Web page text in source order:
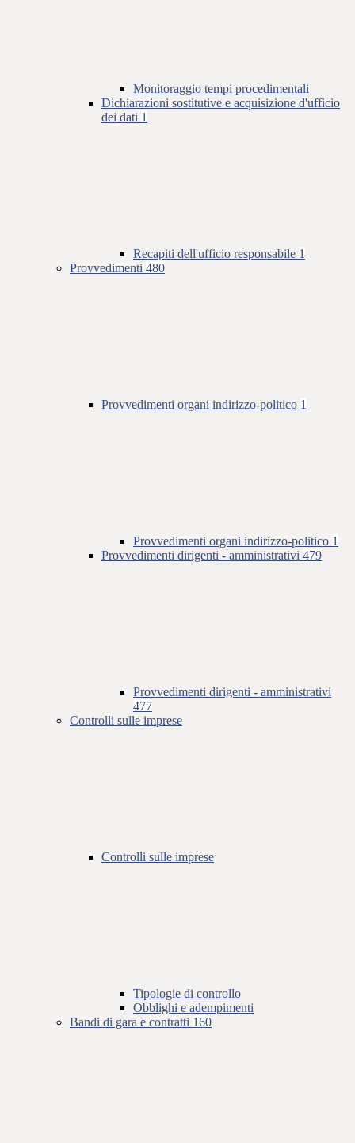
Monitoraggio tempi procedimentali
Dichiarazioni sostitutive e acquisizione d'ufficio
dei dati 1
Recapiti dell'ufficio responsabile 1
Provvedimenti 480
Provvedimenti organi indirizzo-politico 1
Provvedimenti organi indirizzo-politico 1
Provvedimenti dirigenti - amministrativi 479
Provvedimenti dirigenti - amministrativi
477
Controlli sulle imprese
Controlli sulle imprese
Tipologie di controllo
Obblighi e adempimenti
Bandi di gara e contratti 160